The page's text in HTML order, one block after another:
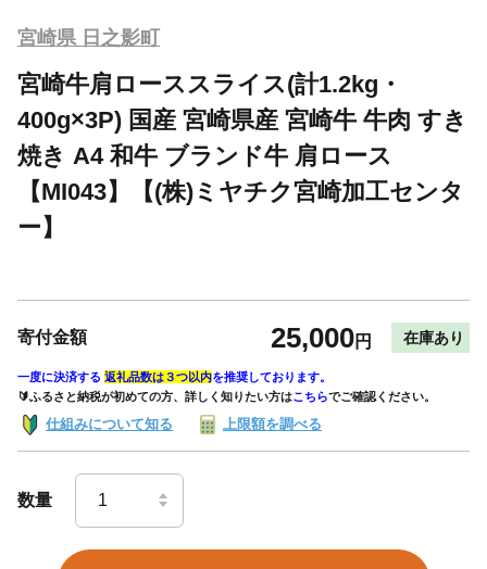
宮崎県 日之影町
宮崎牛肩ローススライス(計1.2kg・
400g×3P) 国産 宮崎県産 宮崎牛 牛肉 すき
焼き A4 和牛 ブランド牛 肩ロース
【MI043】【(株)ミヤチク宮崎加工センタ
ー】
寄付金額 25,000円 在庫あり
一度に決済する 返礼品数は３つ以内を推奨しております。
🔰ふるさと納税が初めての方、詳しく知りたい方はこちらでご確認ください。
仕組みについて知る 上限額を調べる
数量